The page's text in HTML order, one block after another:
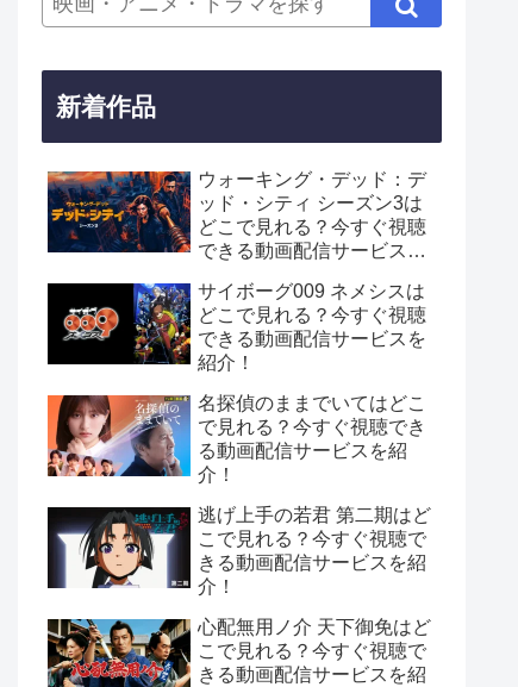
新着作品
ウォーキング・デッド：デ
ッド・シティ シーズン3は
どこで見れる？今すぐ視聴
できる動画配信サービスを
サイボーグ009 ネメシスは
どこで見れる？今すぐ視聴
できる動画配信サービスを
紹介！
名探偵のままでいてはどこ
で見れる？今すぐ視聴でき
る動画配信サービスを紹
介！
逃げ上手の若君 第二期はど
こで見れる？今すぐ視聴で
きる動画配信サービスを紹
介！
心配無用ノ介 天下御免はど
こで見れる？今すぐ視聴で
きる動画配信サービスを紹